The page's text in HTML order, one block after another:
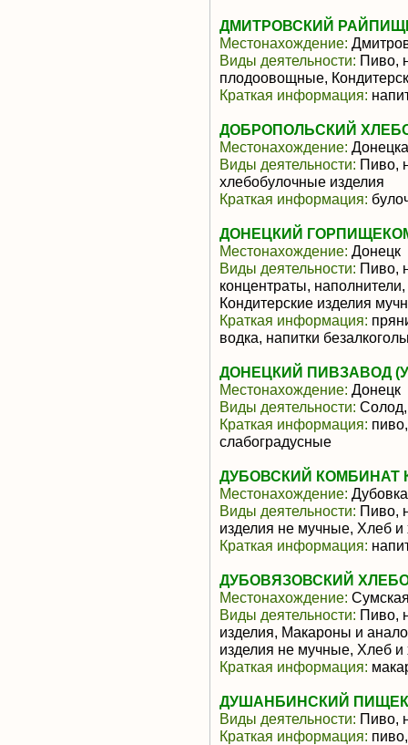
ДМИТРОВСКИЙ
Местонахождение:
Виды деятельности: Пиво,
плодоовощные,
Краткая информация:
ДОБРОПОЛЬСКИЙ
Местонахождение:
Виды деятельности: Пиво,
хлебобулочные изделия
Краткая информация:
ДОНЕЦКИЙ
Местонахождение: Донецк
Виды деятельности: Пиво,
концентраты,
Кондитерские изделия
Краткая информация:
водка, напитки
ДОНЕЦКИЙ ПИВЗАВОД
Местонахождение: Донецк
Виды деятельности: Солод,
Краткая информация:
слабоградусные
ДУБОВСКИЙ
Местонахождение: Дубовка
Виды деятельности: Пиво,
изделия не мучные, Хлеб
Краткая информация:
ДУБОВЯЗОВСКИЙ
Местонахождение:
Виды деятельности: Пиво,
изделия, Макароны и
изделия не мучные, Хлеб
Краткая информация:
ДУШАНБИНСКИЙ
Виды деятельности: Пиво,
Краткая информация: